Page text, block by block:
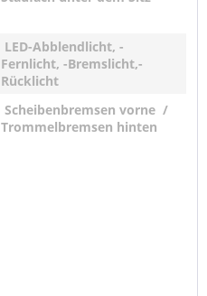
LED-Abblendlicht, -
Fernlicht, -Bremslicht,-
Rücklicht
Scheibenbremsen vorne /
Trommelbremsen hinten